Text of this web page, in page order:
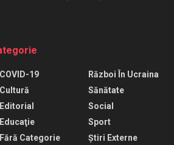
COVID-19
Cultură
Editorial
Educaţie
Fără Categorie
Război În Ucraina
Sănătate
Social
Sport
Știri Externe